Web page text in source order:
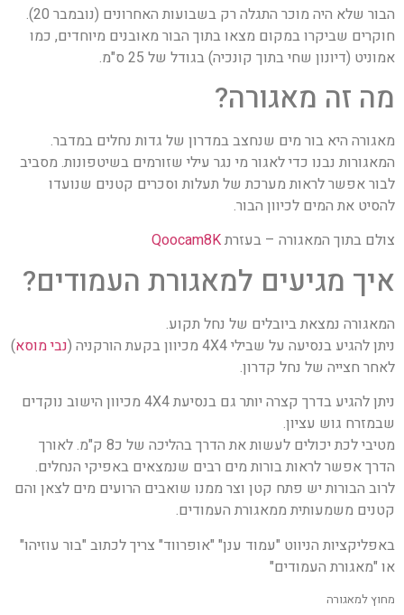
הבור שלא היה מוכר התגלה רק בשבועות האחרונים (נובמבר 20).
חוקרים שביקרו במקום מצאו בתוך הבור מאובנים מיוחדים, כמו
אמוניט (דיונון שחי בתוך קונכיה) בגודל של 25 ס"מ.
מה זה מאגורה?
מאגורה היא בור מים שנחצב במדרון של גדות נחלים במדבר.
המאגורות נבנו כדי לאגור מי נגר עילי שזורמים בשיטפונות. מסביב
לבור אפשר לראות מערכת של תעלות וסכרים קטנים שנועדו
להסיט את המים לכיוון הבור.
צולם בתוך המאגורה – בעזרת
איך מגיעים למאגורת העמודים?
המאגורה נמצאת ביובלים של נחל תקוע.
ניתן להגיע בנסיעה על שבילי 4X4 מכיוון בקעת הורקניה (
נבי מוסא)
לאחר חצייה של נחל קדרון.
ניתן להגיע בדרך קצרה יותר גם בנסיעת 4X4 מכיוון הישוב נוקדים
שבמזרח גוש עציון.
מטיבי לכת יכולים לעשות את הדרך בהליכה של כ8 ק"מ. לאורך
הדרך אפשר לראות בורות מים רבים שנמצאים באפיקי הנחלים.
לרוב הבורות יש פתח קטן וצר ממנו שואבים הרועים מים לצאן והם
קטנים משמעותית ממאגורת העמודים.
באפליקציות הניווט "עמוד ענן" "אופרווד" צריך לכתוב "בור עוזיהו"
או "מאגורת העמודים"
מחוץ למאגורה